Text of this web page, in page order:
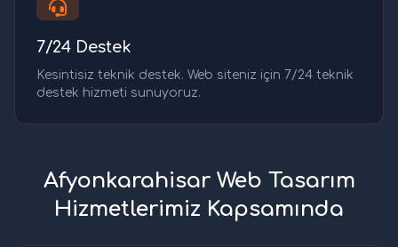
7/24 Destek
Kesintisiz teknik destek. Web siteniz için 7/24 teknik
destek hizmeti sunuyoruz.
Afyonkarahisar Web Tasarım
Hizmetlerimiz Kapsamında